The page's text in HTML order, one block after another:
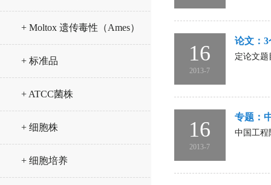
+ Moltox 遗传毒性（Ames）
试验试剂
+ 标准品
+ ATCC菌株
+ 细胞株
+ 细胞培养
16
2013-7
论文：
定论文
16
2013-7
专题：
中国工程